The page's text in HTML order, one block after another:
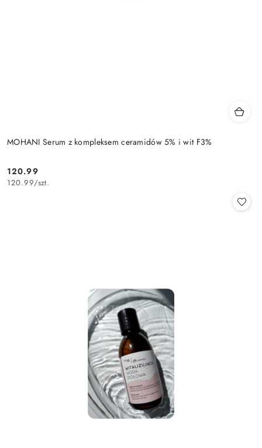
MOHANI Serum z kompleksem ceramidów 5% i wit F3%
Cena:
120.99
120.99/szt.